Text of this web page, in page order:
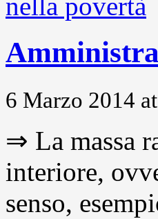
6 Marzo 2014
⇒ La massa
interiore,
senso,